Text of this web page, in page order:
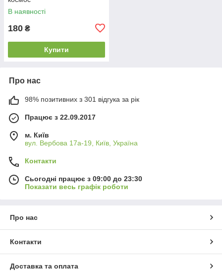
В наявності
180 ₴
Купити
Про нас
98% позитивних з 301 відгука за рік
Працює з 22.09.2017
м. Київ
вул. Вербова 17а-19, Київ, Україна
Контакти
Сьогодні працює з 09:00 до 23:30
Показати весь графік роботи
Про нас
Контакти
Доставка та оплата